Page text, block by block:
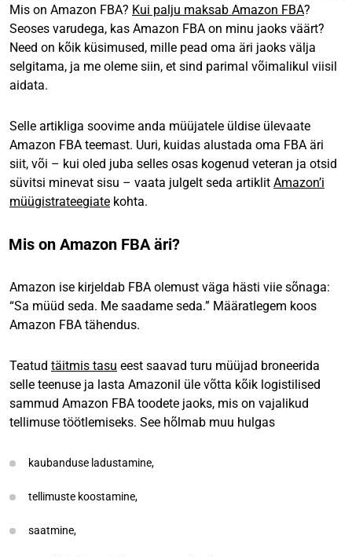
Mis on Amazon FBA? Kui palju maksab Amazon FBA?
Seoses varudega, kas Amazon FBA on minu jaoks väärt?
Need on kõik küsimused, mille pead oma äri jaoks välja
selgitama, ja me oleme siin, et sind parimal võimalikul viisil
aidata.
Selle artikliga soovime anda müüjatele üldise ülevaate
Amazon FBA teemast. Uuri, kuidas alustada oma FBA äri
siit, või – kui oled juba selles osas kogenud veteran ja otsid
süvitsi minevat sisu – vaata julgelt seda artiklit Amazon’i
müügistrateegiate kohta.
Mis on Amazon FBA äri?
Amazon ise kirjeldab FBA olemust väga hästi viie sõnaga:
“Sa müüd seda. Me saadame seda.” Määratlegem koos
Amazon FBA tähendus.
Teatud täitmis tasu eest saavad turu müüjad broneerida
selle teenuse ja lasta Amazonil üle võtta kõik logistilised
sammud Amazon FBA toodete jaoks, mis on vajalikud
tellimuse töötlemiseks. See hõlmab muu hulgas
kaubanduse ladustamine,
tellimuste koostamine,
saatmine,